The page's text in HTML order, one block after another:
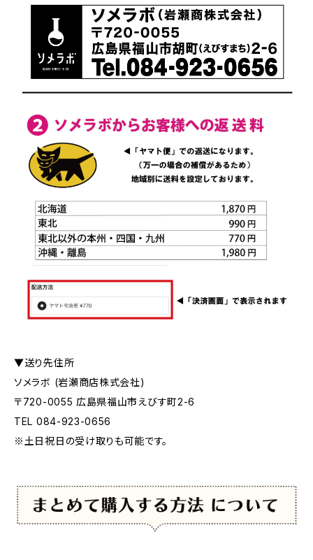
▼送り先住所
ソメラボ (岩瀬商店株式会社)
〒720-0055 広島県福山市えびす町2-6
TEL 084-923-0656
※土日祝日の受け取りも可能です。